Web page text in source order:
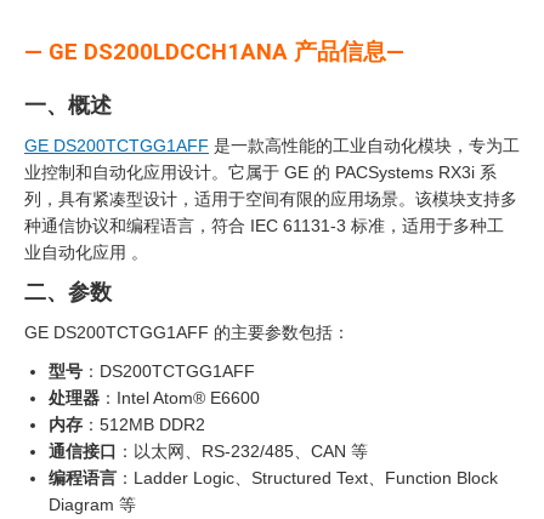
— GE DS200LDCCH1ANA 产品信息—
一、概述
GE DS200TCTGG1AFF 是一款高性能的工业自动化模块，专为工
业控制和自动化应用设计。它属于 GE 的 PACSystems RX3i 系
列，具有紧凑型设计，适用于空间有限的应用场景。该模块支持多
种通信协议和编程语言，符合 IEC 61131-3 标准，适用于多种工
业自动化应用 。
二、参数
GE DS200TCTGG1AFF 的主要参数包括：
型号 ：DS200TCTGG1AFF
处理器 ：Intel Atom® E6600
内存 ：512MB DDR2
通信接口 ：以太网、RS-232/485、CAN 等
编程语言 ：Ladder Logic、Structured Text、Function Block
Diagram 等